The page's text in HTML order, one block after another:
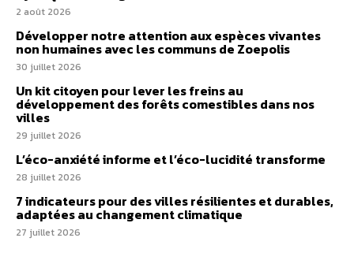
2 août 2026
Développer notre attention aux espèces vivantes
non humaines avec les communs de Zoepolis
30 juillet 2026
Un kit citoyen pour lever les freins au
développement des forêts comestibles dans nos
villes
29 juillet 2026
L’éco-anxiété informe et l’éco-lucidité transforme
28 juillet 2026
7 indicateurs pour des villes résilientes et durables,
adaptées au changement climatique
27 juillet 2026